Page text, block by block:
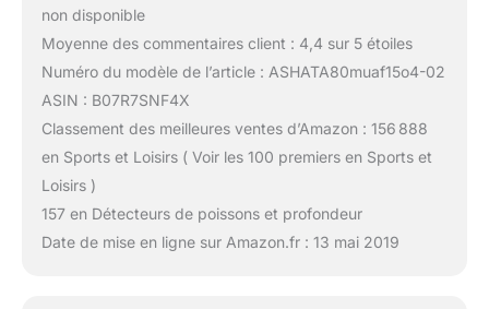
non disponible
Moyenne des commentaires client : 4,4 sur 5 étoiles
Numéro du modèle de l’article : ASHATA80muaf15o4-02
ASIN : B07R7SNF4X
Classement des meilleures ventes d’Amazon : 156 888
en Sports et Loisirs ( Voir les 100 premiers en Sports et
Loisirs )
157 en Détecteurs de poissons et profondeur
Date de mise en ligne sur Amazon.fr : 13 mai 2019